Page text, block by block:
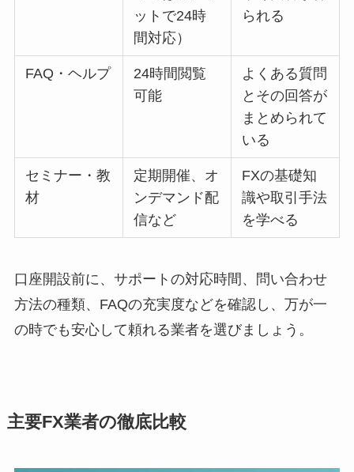
ットで24時
間対応）
られる
FAQ・ヘルプ
24時間閲覧
可能
よくある質問
とその回答が
まとめられて
いる
セミナー・教
材
定期開催、オ
ンデマンド配
信など
FXの基礎知
識や取引手法
を学べる
口座開設前に、サポートの対応時間、問い合わせ
方法の種類、FAQの充実度などを確認し、万が一
の時でも安心して頼れる業者を選びましょう。
主要FX業者の徹底比較